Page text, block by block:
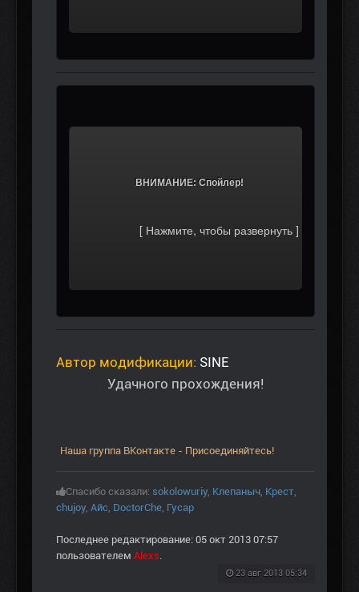
Автор модификации: SINE
Удачного прохождения!
Наша группа ВКонтакте - Присоединяйтесь!
Спасибо сказали: sokolowuriy, Клепаныч, Крест,
chujoy, Aйс, DoctorChe, Гусар
Последнее редактирование: 05 окт 2013 07:57
пользователем Alexs.
23 авг 2013 05:34